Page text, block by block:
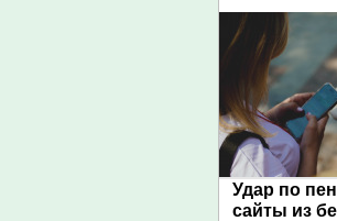
Удар по
сайты из